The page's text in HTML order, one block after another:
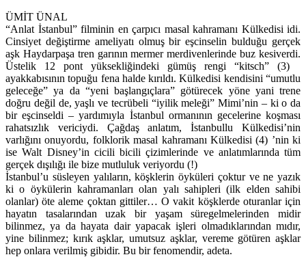
ÜMİT ÜNAL
“Anlat İstanbul” filminin en çarpıcı masal kahramanı Külkedisi idi.
Cinsiyet değiştirme ameliyatı olmuş bir eşcinselin bulduğu gerçek
aşk Haydarpaşa tren garının mermer merdivenlerinde buz kesiverdi.
Üstelik 12 pont yüksekliğindeki gümüş rengi “kitsch” (3)
ayakkabısının topuğu fena halde kırıldı. Külkedisi kendisini “umutlu
geleceğe” ya da “yeni başlangıçlara” götürecek yöne yani trene
doğru değil de, yaşlı ve tecrübeli “iyilik meleği” Mimi’nin – ki o da
bir eşcinseldi – yardımıyla İstanbul ormanının gecelerine koşması
rahatsızlık vericiydi. Çağdaş anlatım, İstanbullu Külkedisi’nin
varlığını onuyordu, folklorik masal kahramanı Külkedisi (4) ’nin ki
ise Walt Disney’in cicili bicili çizimlerinde ve anlatımlarında tüm
gerçek dışılığı ile bize mutluluk veriyordu (!)
İstanbul’u süsleyen yalıların, köşklerin öyküleri çoktur ve ne yazık
ki o öykülerin kahramanları olan yalı sahipleri (ilk elden sahibi
olanlar) öte aleme çoktan gittiler… O vakit köşklerde oturanlar için
hayatın tasalarından uzak bir yaşam süregelmelerinden midir
bilinmez, ya da hayata dair yapacak işleri olmadıklarından mıdır,
yine bilinmez; kırık aşklar, umutsuz aşklar, vereme götüren aşklar
hep onlara verilmiş gibidir. Bu bir fenomendir, adeta.